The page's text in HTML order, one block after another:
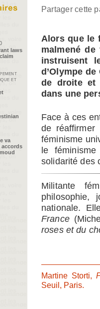
Partager cette
Alors que le
malmené de
instruisent
d’Olympe
de droite et
dans une
Face à ces
de réaffirmer
féminisme
le
solidarité des
Militante
philosophie,
nationale.
France
roses et du
Martine Storti,
Seuil, Paris.
laws
et
va
accords